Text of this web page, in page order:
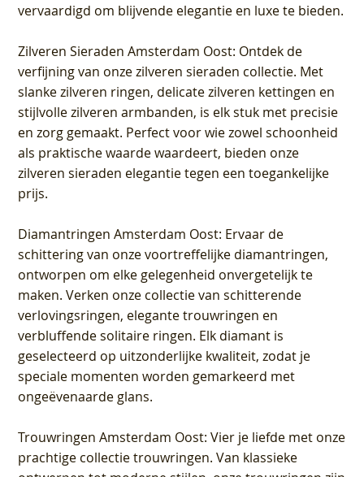
vervaardigd om blijvende elegantie en luxe te bieden.
Zilveren Sieraden Amsterdam Oost: Ontdek de
verfijning van onze zilveren sieraden collectie. Met
slanke zilveren ringen, delicate zilveren kettingen en
stijlvolle zilveren armbanden, is elk stuk met precisie
en zorg gemaakt. Perfect voor wie zowel schoonheid
als praktische waarde waardeert, bieden onze
zilveren sieraden elegantie tegen een toegankelijke
prijs.
Diamantringen Amsterdam Oost: Ervaar de
schittering van onze voortreffelijke diamantringen,
ontworpen om elke gelegenheid onvergetelijk te
maken. Verken onze collectie van schitterende
verlovingsringen, elegante trouwringen en
verbluffende solitaire ringen. Elk diamant is
geselecteerd op uitzonderlijke kwaliteit, zodat je
speciale momenten worden gemarkeerd met
ongeëvenaarde glans.
Trouwringen Amsterdam Oost: Vier je liefde met onze
prachtige collectie trouwringen. Van klassieke